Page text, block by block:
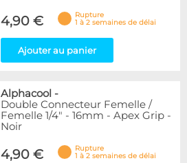
4,90 €
Rupture
1 à 2 semaines de délai
Ajouter au panier
Alphacool -
Double Connecteur Femelle /
Femelle 1/4" - 16mm - Apex Grip -
Noir
4,90 €
Rupture
1 à 2 semaines de délai